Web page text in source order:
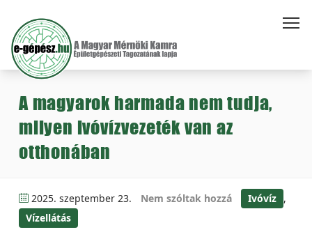
A magyarok harmada nem tudja,
milyen ivóvízvezeték van az
otthonában
2025. szeptember 23. Nem szóltak hozzá Ivóvíz ,
Vízellátás